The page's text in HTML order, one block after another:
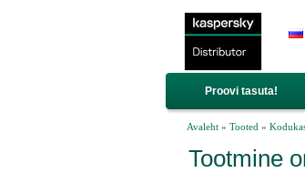
Proovi tasuta!
Sa oled siin
Avaleht » Tooted »
Tootmine